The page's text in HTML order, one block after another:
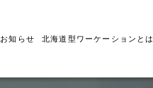
お知らせ 北海道型ワーケーションとは